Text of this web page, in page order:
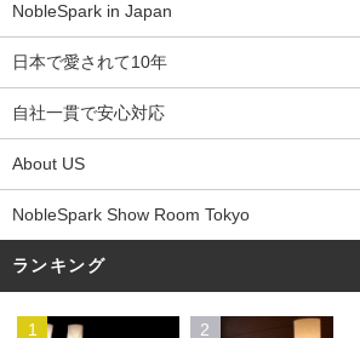
NobleSpark in Japan
日本で愛されて10年
自社一貫で安心対応
About US
NobleSpark Show Room Tokyo
ランキング
1 2